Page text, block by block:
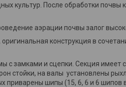
культур. После обработки почвы
аэрации почвы залог
конструкция в
с замками и сцепки. Секция имеет
стойки, на валы установлены
приварены шипы (15, 6, 6 и 6